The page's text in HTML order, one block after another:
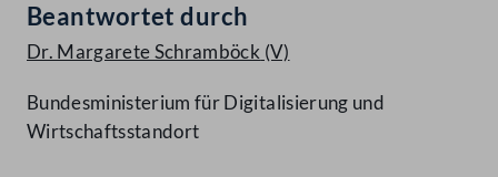
Beantwortet durch
Dr. Margarete Schramböck (V)
Bundesministerium für Digitalisierung und
Wirtschaftsstandort